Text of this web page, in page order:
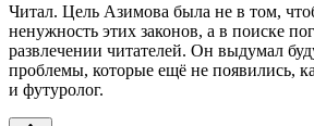
Читал. Цель Азимова была не в том,
ненужность этих законов, а в поиске
развлечении читателей. Он выдумал
проблемы, которые ещё не появились,
и футуролог.